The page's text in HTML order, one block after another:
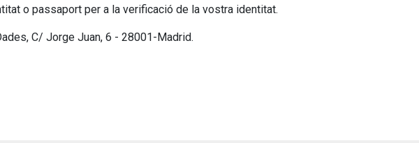
o passaport per a la verificació de la vostra identitat.
C/ Jorge Juan, 6 - 28001-Madrid.